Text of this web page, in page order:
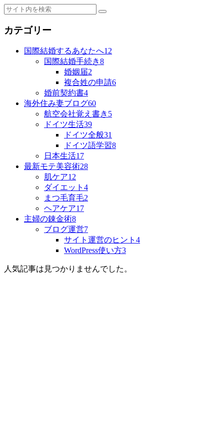
カテゴリー
国際結婚するあなたへ12
国際結婚手続き8
婚姻届2
複合姓の申請6
婚前契約書4
海外住み妻ブログ60
航空会社覚え書き 5
ドイツ生活39
ドイツ全般31
ドイツ語学習8
日本生活17
最新モテ美容術28
肌ケア12
ダイエット 4
まつ毛育毛2
ヘアケア17
主婦の錬金術8
ブログ運営7
サイト運営のヒント 4
WordPress使い方3
人気記事は見つかりませんでした。